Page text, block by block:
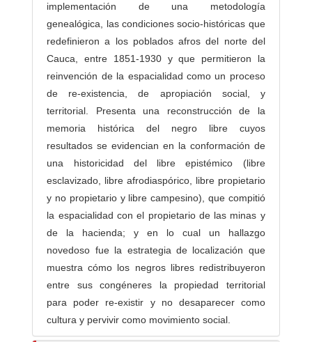
implementación de una metodología
genealógica, las condiciones socio-históricas que
redefinieron a los poblados afros del norte del
Cauca, entre 1851-1930 y que permitieron la
reinvención de la espacialidad como un proceso
de re-existencia, de apropiación social, y
territorial. Presenta una reconstrucción de la
memoria histórica del negro libre cuyos
resultados se evidencian en la conformación de
una historicidad del libre epistémico (libre
esclavizado, libre afrodiaspórico, libre propietario
y no propietario y libre campesino), que compitió
la espacialidad con el propietario de las minas y
de la hacienda; y en lo cual un hallazgo
novedoso fue la estrategia de localización que
muestra cómo los negros libres redistribuyeron
entre sus congéneres la propiedad territorial
para poder re-existir y no desaparecer como
cultura y pervivir como movimiento social.